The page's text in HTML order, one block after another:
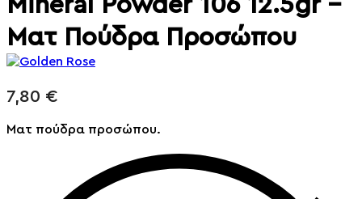
Ματ Πούδρα Προσώπου
7,80 €
Ματ πούδρα προσώπου.